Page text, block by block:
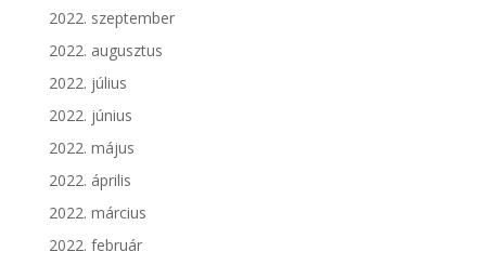
2022. szeptember
2022. augusztus
2022. július
2022. június
2022. május
2022. április
2022. március
2022. február